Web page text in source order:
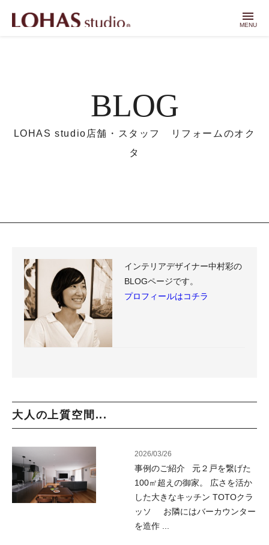
menu
MENU
BLOG
LOHAS studio店舗・スタッフ リフォームのオク
タ
インテリアデザイナー中村彩の
BLOGページです。
プロフィールはコチラ
大人の上質空間...
2026/03/26
事例のご紹介 元２戸を繋げた
100㎡超えの御家。 広さを活か
した大きなキッチン TOTOクラ
ッソ お隣にはバーカウンター
を造作 ...